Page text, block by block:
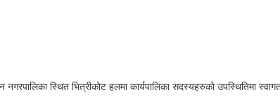
स्थित भित्रीकोट हलमा कार्यपालिका सदस्यहरुको उपस्थितिमा